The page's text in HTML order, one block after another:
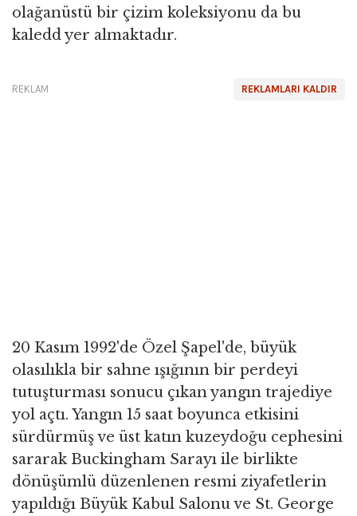
olağanüstü bir çizim koleksiyonu da bu
kaledd yer almaktadır.
REKLAMLARI KALDIR
REKLAM
20 Kasım 1992'de Özel Şapel'de, büyük
olasılıkla bir sahne ışığının bir perdeyi
tutuşturması sonucu çıkan yangın trajediye
yol açtı. Yangın 15 saat boyunca etkisini
sürdürmüş ve üst katın kuzeydoğu cephesini
sararak Buckingham Sarayı ile birlikte
dönüşümlü düzenlenen resmi ziyafetlerin
yapıldığı Büyük Kabul Salonu ve St. George